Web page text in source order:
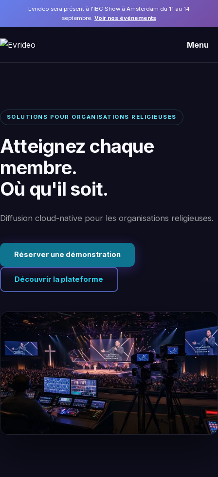
Evrideo sera présent à l'IBC Show à Amsterdam du 11 au 14
septembre. Voir nos événements
Menu
SOLUTIONS POUR ORGANISATIONS RELIGIEUSES
Atteignez chaque
membre.
Où qu'il soit.
Diffusion cloud-native pour les organisations religieuses.
Réserver une démonstration
Découvrir la plateforme